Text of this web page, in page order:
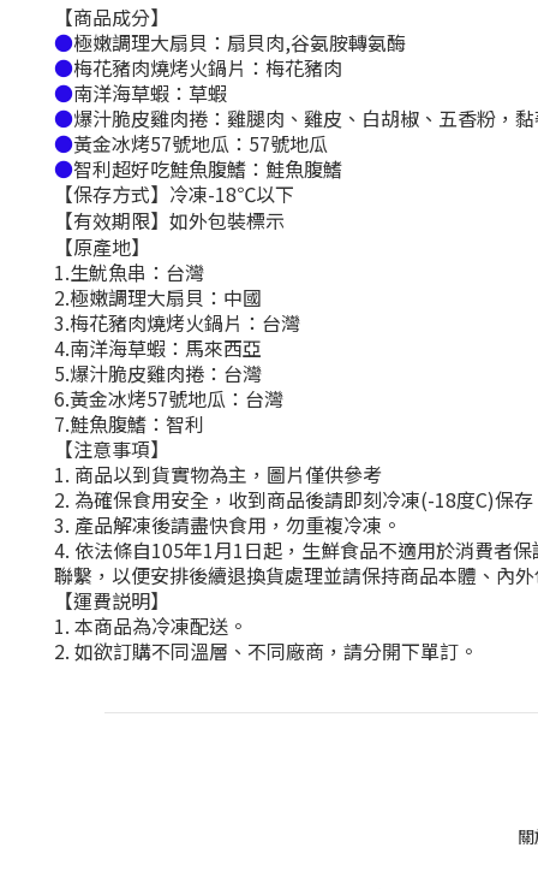
【商品成分】
●極嫩調理大扇貝：扇貝肉,谷氨胺轉氨酶
●梅花豬肉燒烤火鍋片：梅花豬肉
●南洋海草蝦：草蝦
●爆汁脆皮雞肉捲：雞腿肉、雞皮、白胡椒、五香粉，
●黃金冰烤57號地瓜：57號地瓜
●智利超好吃鮭魚腹鰭：鮭魚腹鰭
【保存方式】冷凍-18℃以下
【有效期限】如外包裝標示
【原產地】
1.生魷魚串：台灣
2.極嫩調理大扇貝：中國
3.梅花豬肉燒烤火鍋片：台灣
4.南洋海草蝦：馬來西亞
5.爆汁脆皮雞肉捲：台灣
6.黃金冰烤57號地瓜：台灣
7.鮭魚腹鰭：智利
【注意事項】
1. 商品以到貨實物為主，圖片僅供參考
2. 為確保食用安全，收到商品後請即刻冷凍(-18度C)保
3. 產品解凍後請盡快食用，勿重複冷凍。
4. 依法條自105年1月1日起，生鮮食品不適用於消費者
聯繫，以便安排後續退換貨處理並請保持商品本體、內
【運費説明】
1. 本商品為冷凍配送。
2. 如欲訂購不同溫層、不同廠商，請分開下單訂。